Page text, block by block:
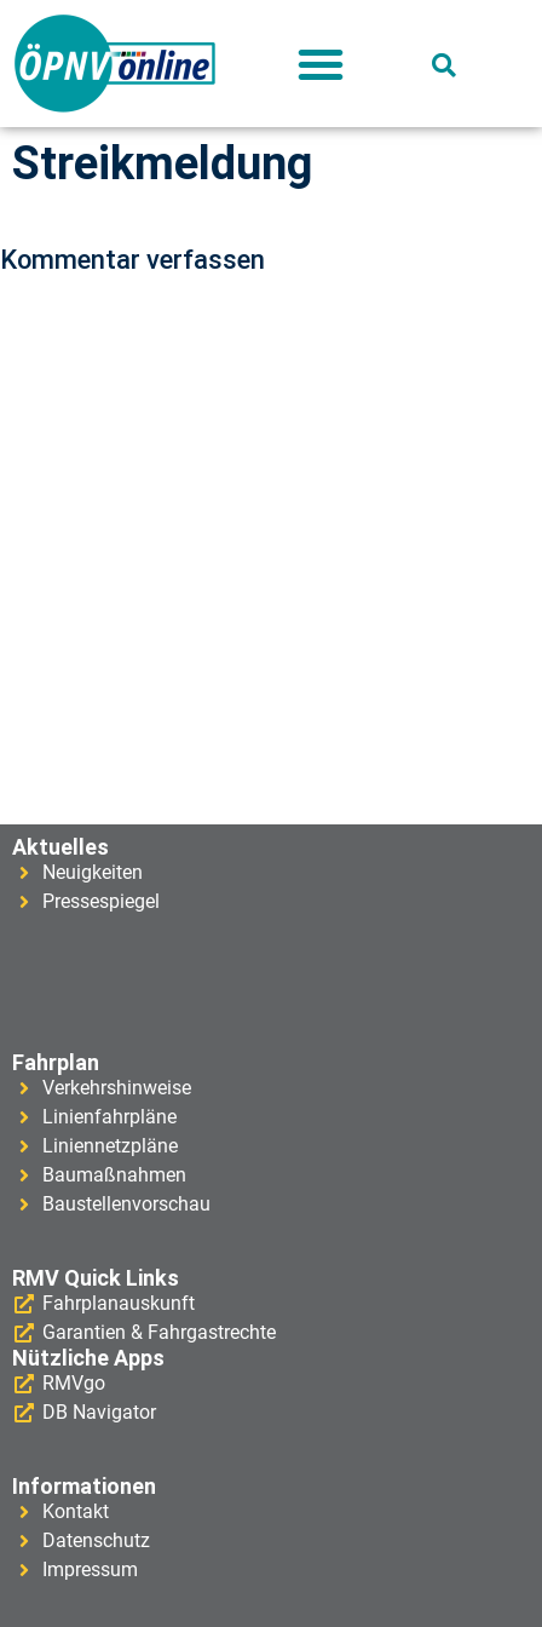
Streikmeldung
Kommentar verfassen
Aktuelles
Neuigkeiten
Pressespiegel
Fahrplan
Verkehrshinweise
Linienfahrpläne
Liniennetzpläne
Baumaßnahmen
Baustellenvorschau
RMV Quick Links
Fahrplanauskunft
Garantien & Fahrgastrechte
Nützliche Apps
RMVgo
DB Navigator
Informationen
Kontakt
Datenschutz
Impressum